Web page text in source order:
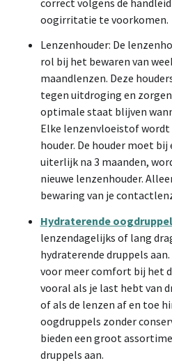
oogirritatie te voorkomen.
Lenzenhouder: De
rol bij het bewaren van
maandlenzen. Deze
tegen uitdroging en
optimale staat blijven
Elke lenzenvloeistof wordt
houder. De houder moet
uiterlijk na 3 maanden,
nieuwe lenzenhouder.
bewaring van je
Hydraterende
lenzendagelijks of lang
hydraterende druppels
voor meer comfort bij het
vooral als je last hebt van
of als de lenzen af en toe
oogdruppels zonder
bieden een groot
druppels aan.